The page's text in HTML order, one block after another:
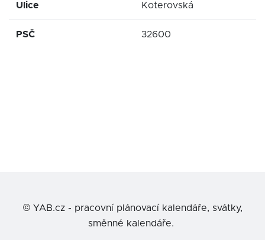
Ulice Koterovská
PSČ 32600
© YAB.cz - pracovní plánovací kalendáře, svátky,
směnné kalendáře.